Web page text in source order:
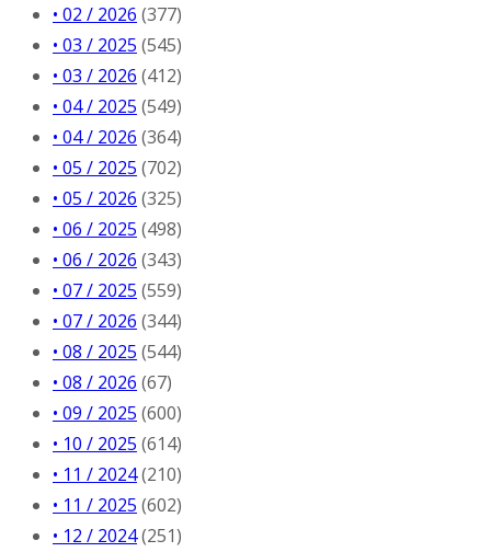
• 02 / 2026 (377)
• 03 / 2025 (545)
• 03 / 2026 (412)
• 04 / 2025 (549)
• 04 / 2026 (364)
• 05 / 2025 (702)
• 05 / 2026 (325)
• 06 / 2025 (498)
• 06 / 2026 (343)
• 07 / 2025 (559)
• 07 / 2026 (344)
• 08 / 2025 (544)
• 08 / 2026 (67)
• 09 / 2025 (600)
• 10 / 2025 (614)
• 11 / 2024(210)
• 11 / 2025 (602)
• 12 / 2024(251)